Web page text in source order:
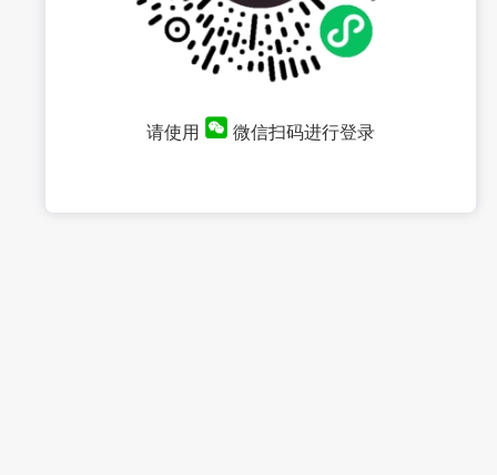
请使用 微信扫码进行登录